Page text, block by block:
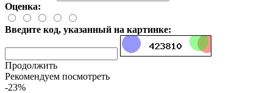
Оценка:
Введите код, указанный на картинке:
Продолжить
Рекомендуем посмотреть
-23%